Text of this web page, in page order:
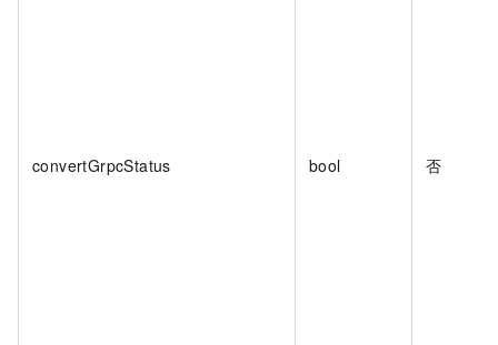
convertGrpcStatus bool 否